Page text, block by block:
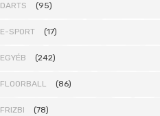
DARTS (95)
E-SPORT (17)
EGYÉB (242)
FLOORBALL (86)
FRIZBI (78)